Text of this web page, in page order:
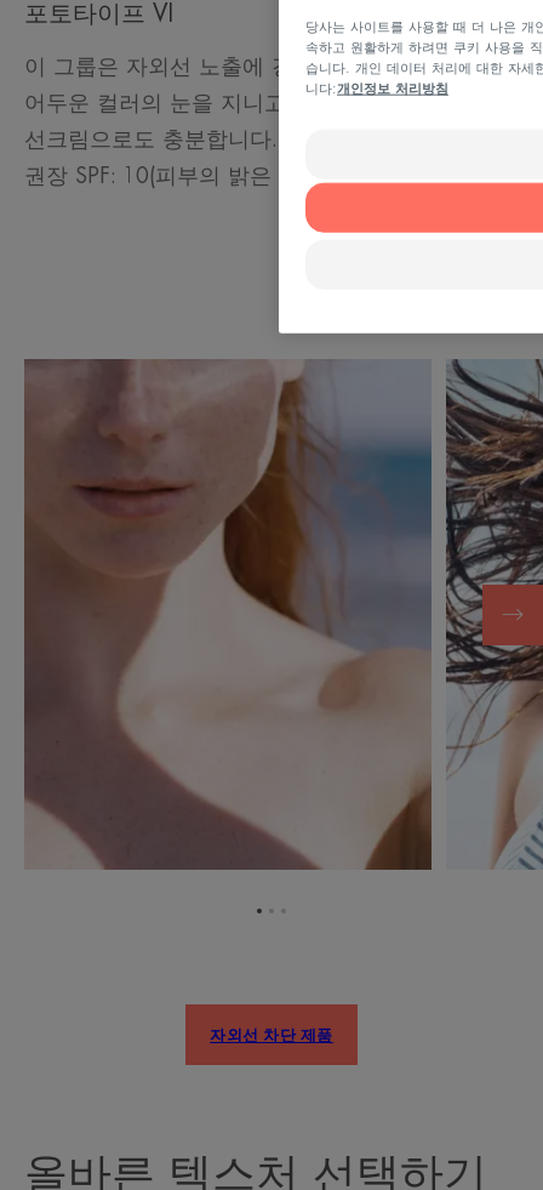
포토타이프 VI
이 그룹은 자외선 노출에 강한 아주 짙은 피부와
어두운 컬러의 눈을 지니고 있습니다. SPF가 낮은
선크림으로도 충분합니다.
권장 SPF: 10(피부의 밝은 부분에는 20~25).
동동동
자외선 차단 제품
올바른 텍스처 선택하기
당사는 사이트를 사용할 때 더 나은 개
속하고 원활하게 하려면 쿠키 사용을
습니다. 개인 데이터 처리에 대한 자세
니다:개인정보 처리방침